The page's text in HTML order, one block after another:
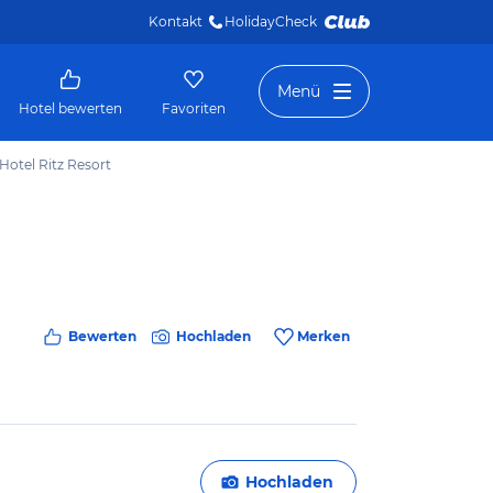
Kontakt HolidayCheck
Hotel bewerten Favoriten
Menü
Hotel Ritz Resort
Bewerten Hochladen Merken
Hochladen